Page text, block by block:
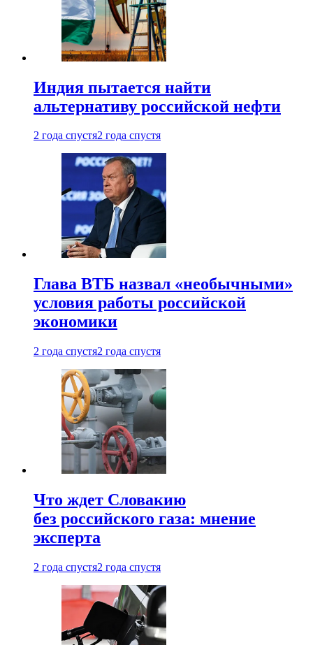
Индия пытается найти
альтернативу российской нефти
2 года спустя2 года спустя
Глава ВТБ назвал «необычными»
условия работы российской
экономики
2 года спустя2 года спустя
Что ждет Словакию
без российского газа: мнение
эксперта
2 года спустя2 года спустя